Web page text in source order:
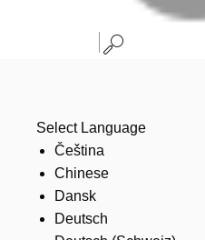
Select Language
Čeština
Chinese
Dansk
Deutsch